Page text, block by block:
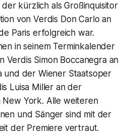
der kürzlich als Großinquisitor
von Verdis Don Carlo an
Paris erfolgreich war.
in seinem Terminkalender
Verdis Simon Boccanegra an
und der Wiener Staatsoper
Luisa Miller an der
New York. Alle weiteren
und Sänger sind mit der
der Premiere vertraut.